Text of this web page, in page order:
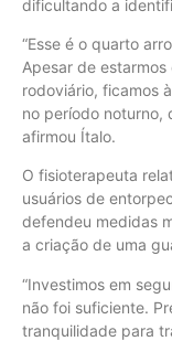
dificultando a
“Esse é o quarto
Apesar de
rodoviário, ficamos
no período noturno,
afirmou Ítalo.
O fisioterapeuta
usuários de
defendeu medidas
a criação de uma
“Investimos em
não foi suficiente.
tranquilidade para